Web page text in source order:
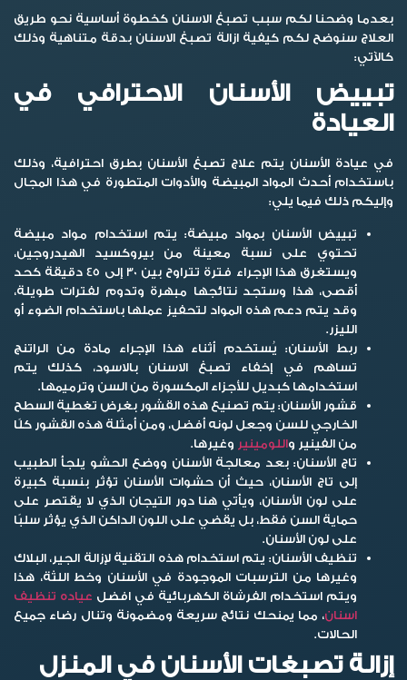
بعدما وضحنا لكم سبب تصبغ الاسنان كخطوة أساسية نحو طريق
العلاج سنوضح لكم كيفية ازالة تصبغ الاسنان بدقة متناهية وذلك
كالآتي:
تبييض الأسنان الاحترافي في
العيادة
في عيادة الأسنان يتم علاج تصبغ الأسنان بطرق احترافية، وذلك
باستخدام أحدث المواد المبيضة والأدوات المتطورة في هذا المجال
وإليكم ذلك فيما يلي:
تبييض الأسنان بمواد مبيضة: يتم استخدام مواد مبيضة
تحتوي على نسبة معينة من بيروكسيد الهيدروجين،
ويستغرق هذا الإجراء فترة تتراوح بين 30 إلى 45 دقيقة كحد
أقصى، هذا وستجد نتائجها مبهرة وتدوم لفترات طويلة،
وقد يتم دعم هذه المواد لتحفيز عملها باستخدام الضوء أو
الليزر.
ربط الأسنان: يُستخدم أثناء هذا الإجراء مادة من الراتنج
تساهم في إخفاء تصبغ الاسنان بالاسود، كذلك يتم
استخدامها كبديل للأجزاء المكسورة من السن وترميمها.
قشور الأسنان: يتم تصنيع هذه القشور بغرض تغطية السطح
الخارجي للسن وجعل لونه أفضل، ومن أمثلة هذه القشور كلًا
من الفينير واللومينير وغيرها.
تاج الأسنان: بعد معالجة الأسنان ووضع الحشو يلجأ الطبيب
إلى تاج الأسنان، حيث أن حشوات الأسنان تؤثر بنسبة كبيرة
على لون الأسنان، ويأتي هنا دور التيجان الذي لا يقتصر على
حماية السن فقط، بل يقضي على اللون الداكن الذي يؤثر سلبًا
على لون الأسنان.
تنظيف الأسنان: يتم استخدام هذه التقنية لإزالة الجير، البلاك
وغيرها من الترسبات الموجودة في الأسنان وخط اللثة، هذا
ويتم استخدام الفرشاة الكهربائية في افضل عياده تنظيف
اسنان، مما يمنحك نتائج سريعة ومضمونة وتنال رضاء جميع
الحالات.
إزالة تصبغات الأسنان في المنزل